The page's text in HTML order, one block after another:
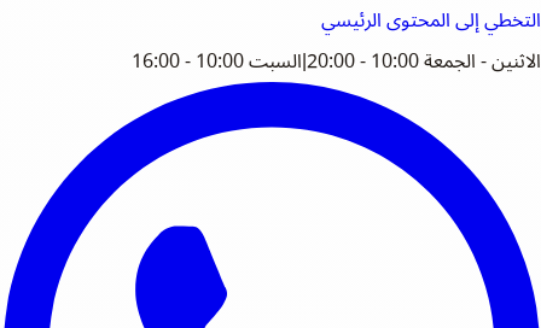
التخطي إلى المحتوى الرئيسي
الاثنين - الجمعة 10:00 - 20:00
|السبت 10:00 - 16:00